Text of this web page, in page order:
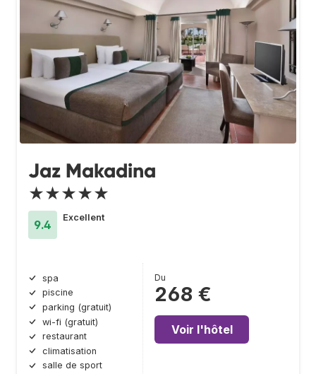
Jaz Makadina
★★★★★
9.4
Excellent
spa
piscine
parking (gratuit)
wi-fi (gratuit)
restaurant
climatisation
salle de sport
Du
268 €
Voir l'hôtel